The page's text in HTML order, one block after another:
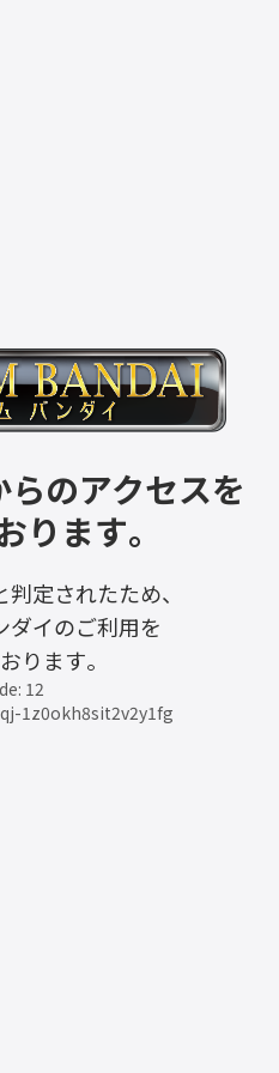
のアクセスを
ります。
定されたため、
ダイのご利用を
ります。
12
1z0okh8sit2v2y1fg